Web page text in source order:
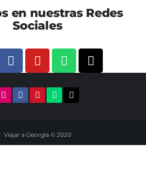
en nuestras Redes
Sociales
Viajar a Georgia © 2020